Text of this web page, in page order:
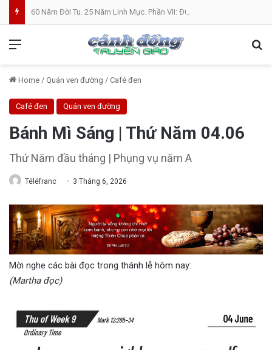
Home / Quán ven đường / Café đen
Café đen Quán ven đường
Bánh Mì Sáng | Thứ Năm 04.06
Thứ Năm đầu tháng | Phụng vụ năm A
Téléfranc 3 Tháng 6, 2026
Mời nghe các bài đọc trong thánh lễ hôm nay:
(Martha đọc)